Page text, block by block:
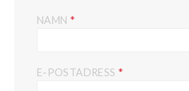
NAMN *
E-POSTADRESS *